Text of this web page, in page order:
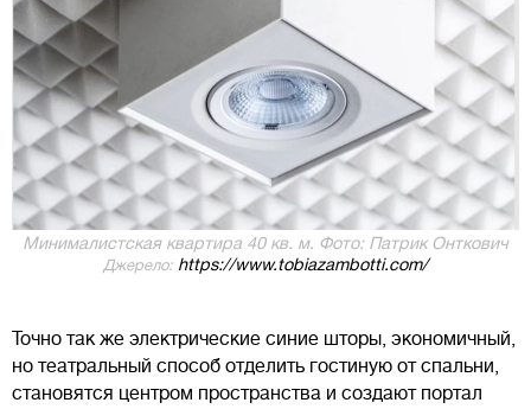
Минималистская квартира 40 кв. м. Фото: Патрик Онткович
Джерело: https://www.tobiazambotti.com/
Точно так же электрические синие шторы, экономичный,
но театральный способ отделить гостиную от спальни,
становятся центром пространства и создают портал